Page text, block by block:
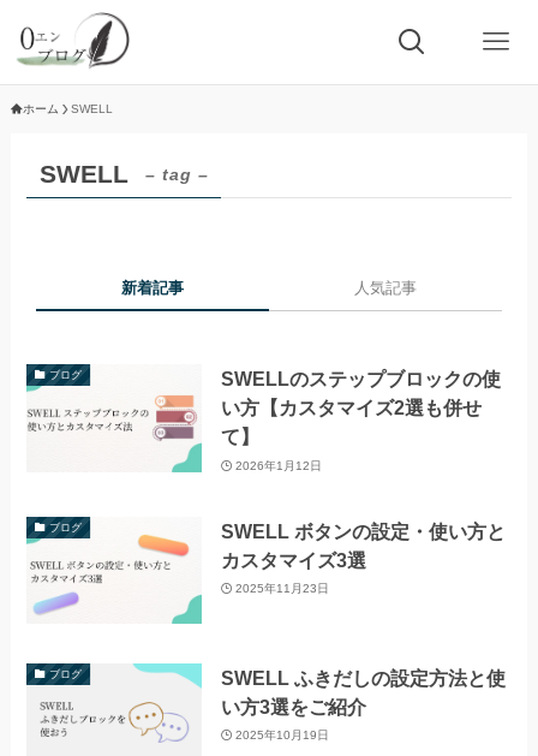
ホーム SWELL
SWELL – tag –
新着記事 人気記事
ブログ
SWELLのステップブロックの使
い方【カスタマイズ2選も併せ
て】
2026年1月12日
ブログ
SWELL ボタンの設定・使い方と
カスタマイズ3選
2025年11月23日
ブログ
SWELL ふきだしの設定方法と使
い方3選をご紹介
2025年10月19日